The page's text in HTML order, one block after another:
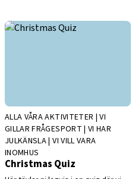
ALLA VÅRA AKTIVITETER | VI
GILLAR FRÅGESPORT | VI HAR
JULKÄNSLA | VI VILL VARA
INOMHUS
Christmas Quiz